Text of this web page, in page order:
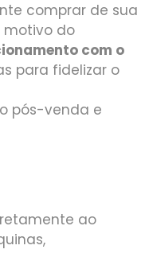
comprar de sua
motivo do
com o
para fidelizar o
pós-venda e
ao